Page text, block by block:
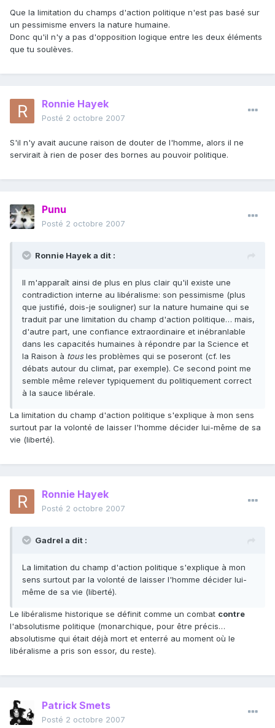
Que la limitation du champs d'action politique n'est pas basé sur
un pessimisme envers la nature humaine.
Donc qu'il n'y a pas d'opposition logique entre les deux éléments
que tu soulèves.
Ronnie Hayek
Posté 2 octobre 2007
S'il n'y avait aucune raison de douter de l'homme, alors il ne
servirait à rien de poser des bornes au pouvoir politique.
Punu
Posté 2 octobre 2007
Ronnie Hayek a dit :
Il m'apparaît ainsi de plus en plus clair qu'il existe une
contradiction interne au libéralisme: son pessimisme (plus
que justifié, dois-je souligner) sur la nature humaine qui se
traduit par une limitation du champ d'action politique… mais,
d'autre part, une confiance extraordinaire et inébranlable
dans les capacités humaines à répondre par la Science et
la Raison à tousles problèmes qui se poseront (cf. les
débats autour du climat, par exemple). Ce second point me
semble même relever typiquement du politiquement correct
à la sauce libérale.
La limitation du champ d'action politique s'explique à mon sens
surtout par la volonté de laisser l'homme décider lui-même de sa
vie (liberté).
Ronnie Hayek
Posté 2 octobre 2007
Gadrel a dit :
La limitation du champ d'action politique s'explique à mon
sens surtout par la volonté de laisser l'homme décider lui-
même de sa vie (liberté).
Le libéralisme historique se définit comme un combat contre
l'absolutisme politique (monarchique, pour être précis…
absolutisme qui était déjà mort et enterré au moment où le
libéralisme a pris son essor, du reste).
Patrick Smets
Posté 2 octobre 2007